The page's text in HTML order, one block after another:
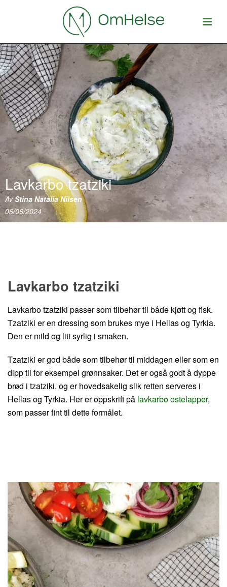
Lavkarbo tzatziki
AvStina Natalia Nilsen
06/06/2024
Lavkarbo tzatziki
Lavkarbo tzatziki passer som tilbehør til både kjøtt og fisk.
Tzatziki er en dressing som brukes mye i Hellas og Tyrkia.
Den er mild og litt syrlig i smaken.
Tzatziki er god både som tilbehør til middagen eller som en
dipp til for eksempel grønnsaker. Det er også godt å dyppe
brød i tzatziki, og er hovedsakelig slik retten serveres i
Hellas og Tyrkia. Her er oppskrift på lavkarbo ostelapper,
som passer fint til dette formålet.